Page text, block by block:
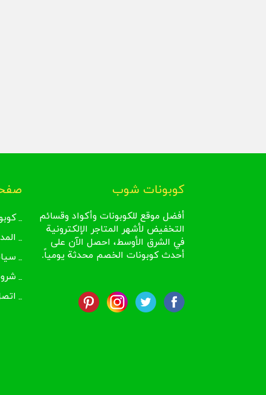
كوبونات شوب
أفضل موقع للكوبونات وأكواد وقسائم
التخفيض لأشهر المتاجر الإلكترونية
في الشرق الأوسط، احصل الآن على
أحدث كوبونات الخصم محدثة يومياً.